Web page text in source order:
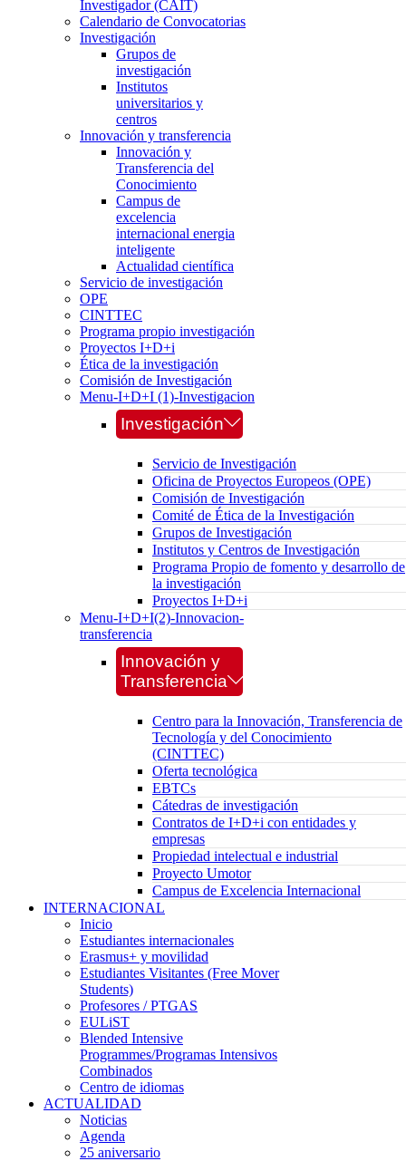
Investigador (CAIT)
Calendario de Convocatorias
Investigación
Grupos de
investigación
Institutos
universitarios y
centros
Innovación y transferencia
Innovación y
Transferencia del
Conocimiento
Campus de
excelencia
internacional energia
inteligente
Actualidad científica
Servicio de investigación
OPE
CINTTEC
Programa propio investigación
Proyectos I+D+i
Ética de la investigación
Comisión de Investigación
Menu-I+D+I (1)-Investigacion
Investigación
Servicio de Investigación
Oficina de Proyectos Europeos (OPE)
Comisión de Investigación
Comité de Ética de la Investigación
Grupos de Investigación
Institutos y Centros de Investigación
Programa Propio de fomento y desarrollo de
la investigación
Proyectos I+D+i
Menu-I+D+I(2)-Innovacion-
transferencia
Innovación y
Transferencia
Centro para la Innovación, Transferencia de
Tecnología y del Conocimiento
(CINTTEC)
Oferta tecnológica
EBTCs
Cátedras de investigación
Contratos de I+D+i con entidades y
empresas
Propiedad intelectual e industrial
Proyecto Umotor
Campus de Excelencia Internacional
INTERNACIONAL
Inicio
Estudiantes internacionales
Erasmus+ y movilidad
Estudiantes Visitantes (Free Mover
Students)
Profesores / PTGAS
EULiST
Blended Intensive
Programmes/Programas Intensivos
Combinados
Centro de idiomas
ACTUALIDAD
Noticias
Agenda
25 aniversario